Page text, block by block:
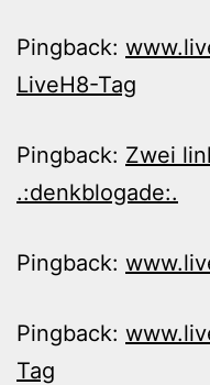
Pingback:
LiveH8-Tag
Pingback: Zwei
.:denkblogade:.
Pingback:
Pingback:
Tag